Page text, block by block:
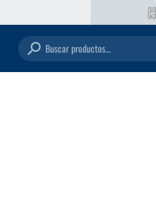
Buscar productos...